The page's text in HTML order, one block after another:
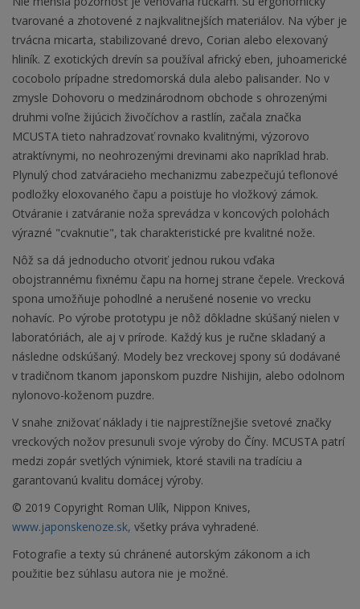
tvarované a zhotovené z najkvalitnejších materiálov. Na výber je
trvácna micarta, stabilizované drevo, Corian alebo elexovaný
hliník. Z exotických drevín sa používal africký eben, juhoamerické
cocobolo prípadne stredomorská dula alebo palisander. No v
zmysle Dohovoru o medzinárodnom obchode s ohrozenými
druhmi voľne žijúcich živočíchov a rastlín, začala značka
MCUSTA tieto nahradzovať rovnako kvalitnými, výzorovo
atraktívnymi, no neohrozenými drevinami ako napríklad hrab.
Plynulý chod zatváracieho mechanizmu zabezpečujú teflonové
podložky eloxovaného čapu a poisťuje ho vložkový zámok.
Otváranie i zatváranie noža sprevádza v koncových polohách
výrazné "cvaknutie", tak charakteristické pre kvalitné nože.
Nôž sa dá jednoducho otvoriť jednou rukou vďaka
obojstrannému fixnému čapu na hornej strane čepele. Vrecková
spona umožňuje pohodlné a nerušené nosenie vo vrecku
nohavíc. Po výrobe prototypu je nôž dôkladne skúšaný nielen v
laboratóriách, ale aj v prírode. Každý kus je ručne skladaný a
následne odskúšaný. Modely bez vreckovej spony sú dodávané
v tradičnom tkanom japonskom puzdre Nishijin, alebo odolnom
nylonovo-koženom puzdre.
V snahe znižovať náklady i tie najprestížnejšie svetové značky
vreckových nožov presunuli svoje výroby do Číny. MCUSTA patrí
medzi zopár svetlých výnimiek, ktoré stavili na tradíciu a
garantovanú kvalitu domácej výroby.
© 2019 Copyright Roman Ulík, Nippon Knives,
www.japonskenoze.sk, všetky práva vyhradené.
Fotografie a texty sú chránené autorským zákonom a ich
použitie bez súhlasu autora nie je možné.